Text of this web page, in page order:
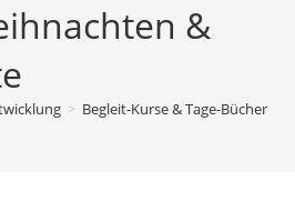
&
> Begleit-Kurse & Tage-Bücher